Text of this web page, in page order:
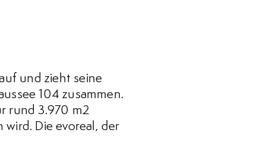
und zieht seine
104 zusammen.
rund 3.970 m2
Die evoreal, der